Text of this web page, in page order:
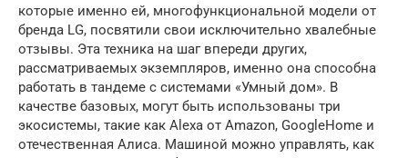
которые именно ей, многофункциональной модели от
бренда LG, посвятили свои исключительно хвалебные
отзывы. Эта техника на шаг впереди других,
рассматриваемых экземпляров, именно она способна
работать в тандеме с системами «Умный дом». В
качестве базовых, могут быть использованы три
экосистемы, такие как Alexa от Amazon, GoogleHome и
отечественная Алиса. Машиной можно управлять, как